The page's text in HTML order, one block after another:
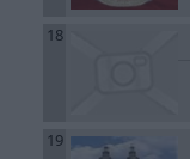
18
19